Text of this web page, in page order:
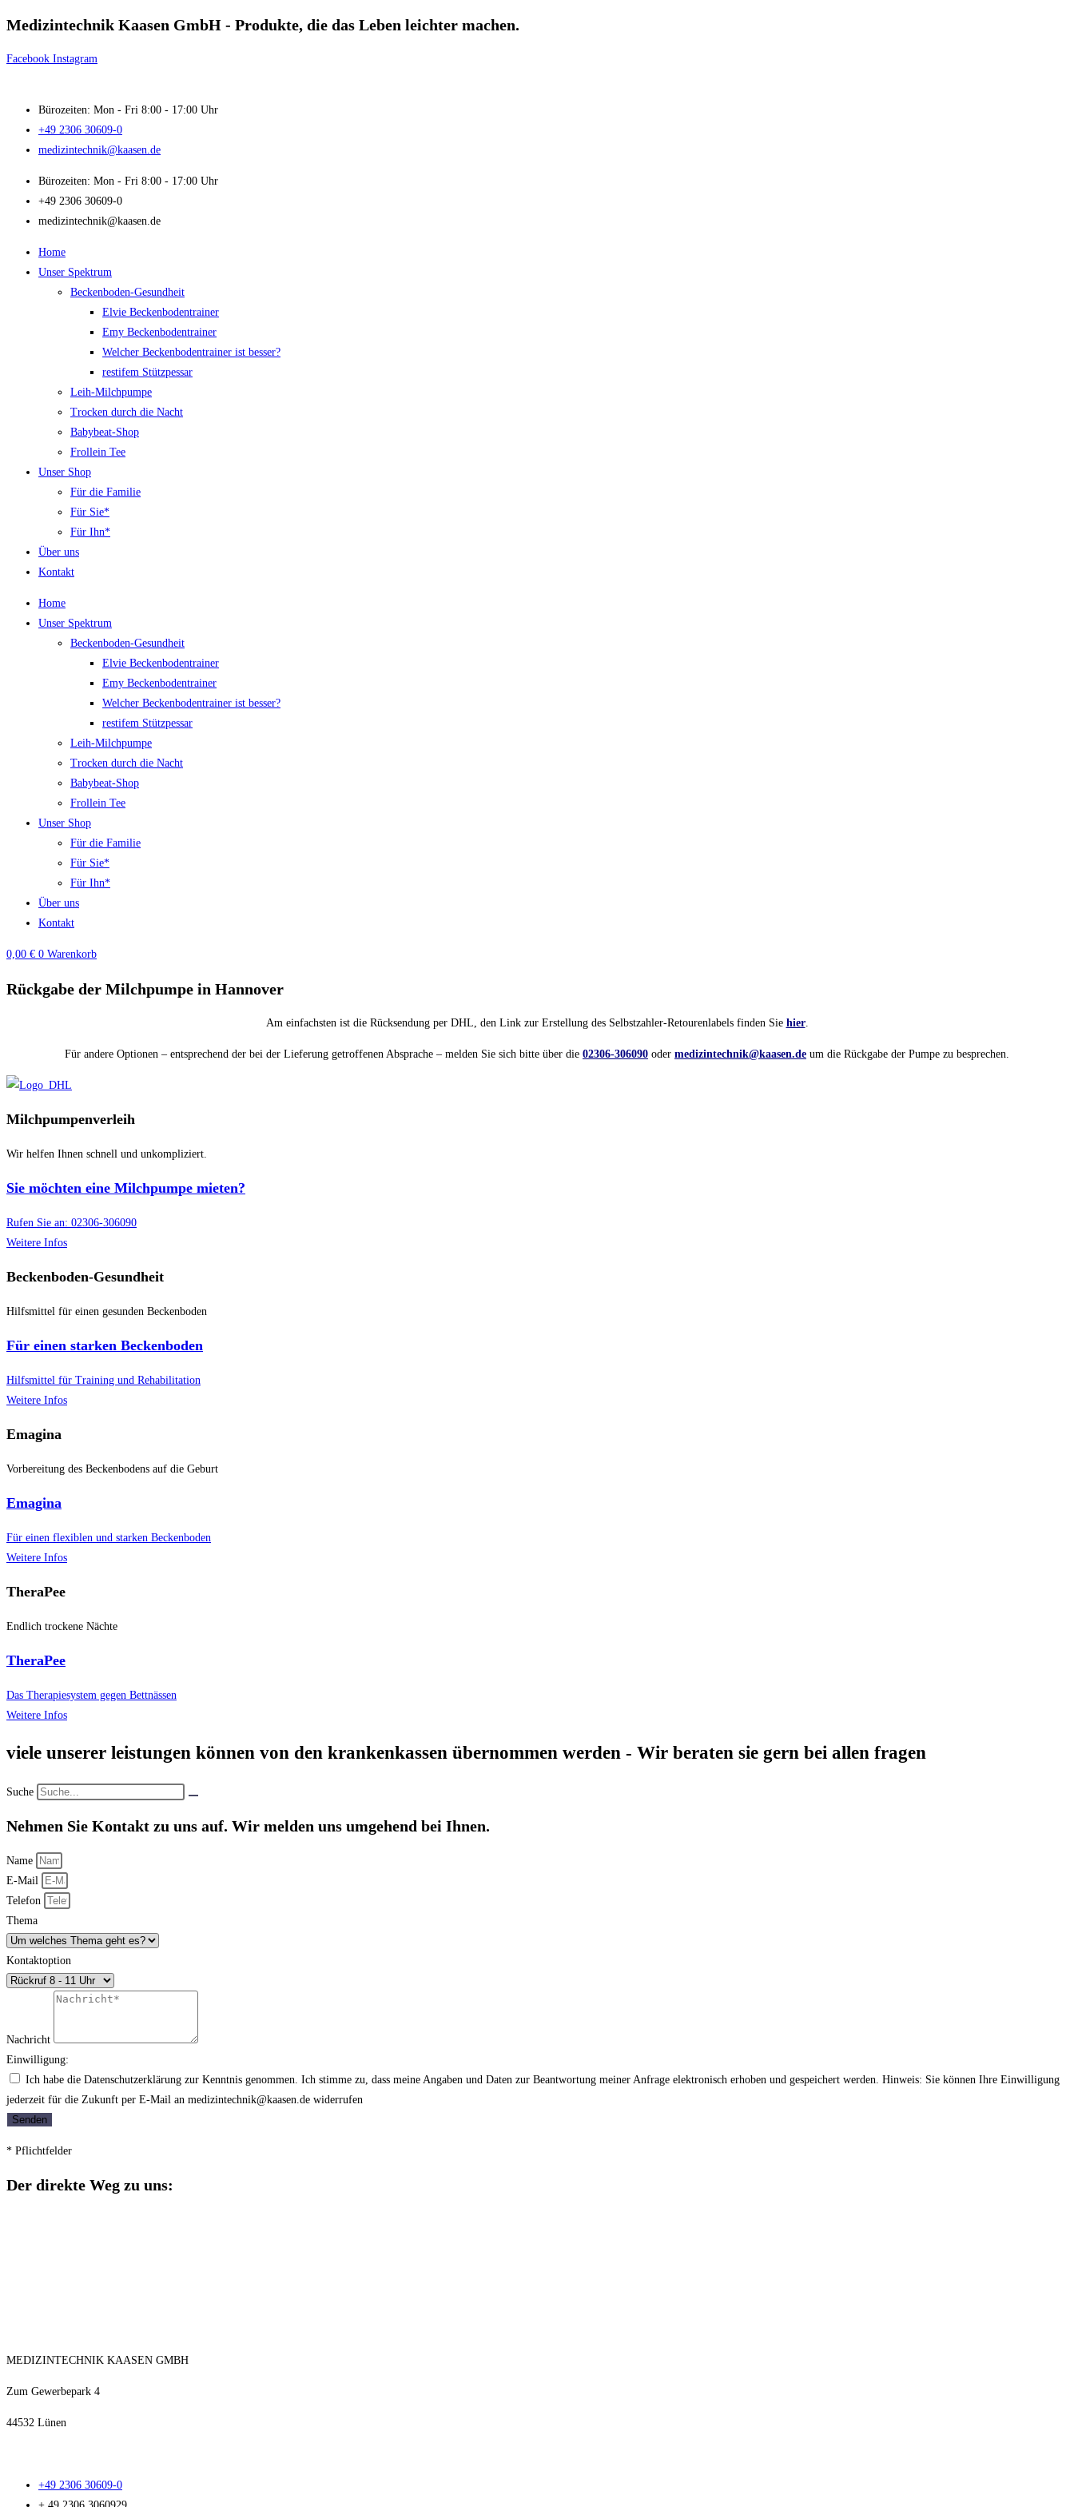
Zum
springen
Medizintechnik Kaasen GmbH - Produkte, die das Leben leichter machen.
Facebook Instagram
Bürozeiten: Mon - Fri 8:00 - 17:00 Uhr
+49 2306 30609-0
medizintechnik@kaasen.de
Bürozeiten: Mon - Fri 8:00 - 17:00 Uhr
+49 2306 30609-0
medizintechnik@kaasen.de
Home
Unser Spektrum
Beckenboden-Gesundheit
Elvie Beckenbodentrainer
Emy Beckenbodentrainer
Welcher Beckenbodentrainer ist besser?
restifem Stützpessar
Leih-Milchpumpe
Trocken durch die Nacht
Babybeat-Shop
Frollein Tee
Unser Shop
Für die Familie
Für Sie*
Für Ihn*
Über uns
Kontakt
Home
Unser Spektrum
Beckenboden-Gesundheit
Elvie Beckenbodentrainer
Emy Beckenbodentrainer
Welcher Beckenbodentrainer ist besser?
restifem Stützpessar
Leih-Milchpumpe
Trocken durch die Nacht
Babybeat-Shop
Frollein Tee
Unser Shop
Für die Familie
Für Sie*
Für Ihn*
Über uns
Kontakt
0,00 € 0 Warenkorb
Rückgabe der Milchpumpe in Hannover
Am einfachsten ist die Rücksendung per DHL, den Link zur Erstellung des Selbstzahler-Retourenlabels finden Sie hier.
Für andere Optionen – entsprechend der bei der Lieferung getroffenen Absprache – melden Sie sich bitte über die 02306-306090 oder medizintechnik@kaasen.de um die Rückgabe der Pumpe zu besprechen.
Milchpumpenverleih
Wir helfen Ihnen schnell und unkompliziert.
Sie möchten eine Milchpumpe mieten?
Rufen Sie an: 02306-306090
Weitere Infos
Beckenboden-Gesundheit
Hilfsmittel für einen gesunden Beckenboden
Für einen starken Beckenboden
Hilfsmittel für Training und Rehabilitation
Weitere Infos
Emagina
Vorbereitung des Beckenbodens auf die Geburt
Emagina
Für einen flexiblen und starken Beckenboden
Weitere Infos
TheraPee
Endlich trockene Nächte
TheraPee
Das Therapiesystem gegen Bettnässen
Weitere Infos
viele unserer leistungen können von den krankenkassen übernommen werden - Wir beraten sie gern bei allen fragen
Suche
Nehmen Sie Kontakt zu uns auf. Wir melden uns umgehend bei Ihnen.
Name
E-Mail
Telefon
Thema
Kontaktoption
Nachricht
Einwilligung:
Ich habe die Datenschutzerklärung zur Kenntnis genommen. Ich stimme zu, dass meine Angaben und Daten zur Beantwortung meiner Anfrage elektronisch erhoben und gespeichert werden. Hinweis: Sie können Ihre Einwilligung
jederzeit für die Zukunft per E-Mail an medizintechnik@kaasen.de widerrufen
Senden
* Pflichtfelder
Der direkte Weg zu uns:
MEDIZINTECHNIK KAASEN GMBH
Zum Gewerbepark 4
44532 Lünen
+49 2306 30609-0